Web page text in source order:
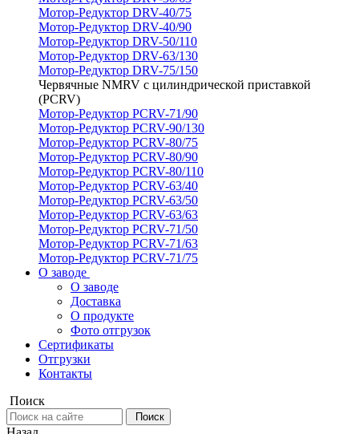
Мотор-Редуктор DRV-40/75
Мотор-Редуктор DRV-40/90
Мотор-Редуктор DRV-50/110
Мотор-Редуктор DRV-63/130
Мотор-Редуктор DRV-75/150
Червячные NMRV с цилиндрической приставкой
(PCRV)
Мотор-Редуктор PCRV-71/90
Мотор-Редуктор PCRV-90/130
Мотор-Редуктор PCRV-80/75
Мотор-Редуктор PCRV-80/90
Мотор-Редуктор PCRV-80/110
Мотор-Редуктор PCRV-63/40
Мотор-Редуктор PCRV-63/50
Мотор-Редуктор PCRV-63/63
Мотор-Редуктор PCRV-71/50
Мотор-Редуктор PCRV-71/63
Мотор-Редуктор PCRV-71/75
О заводе
О заводе
Доставка
О продукте
Фото отгрузок
Сертификаты
Отгрузки
Контакты
Поиск
Поиск